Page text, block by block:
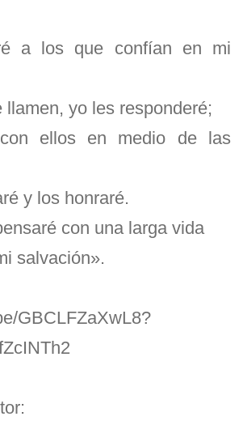
los que confían en mi
llamen, yo les responderé;
ellos en medio de las
y los honraré.
con una larga vida
salvación».
GBCLFZaXwL8?